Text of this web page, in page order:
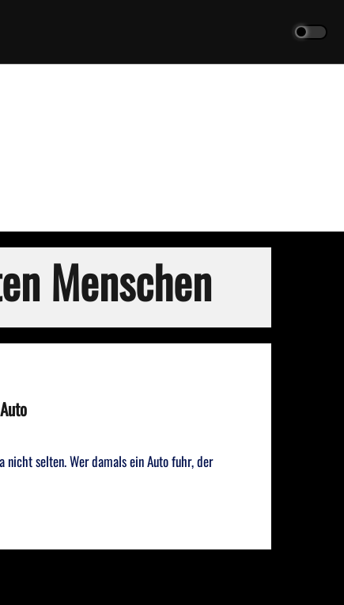
Menschen
nicht selten. Wer damals ein Auto fuhr, der